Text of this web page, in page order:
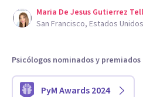
Maria De Jesus Gutierrez
San Francisco, Estados
Psicólogos nominados y premiados
PyM Awards 2024